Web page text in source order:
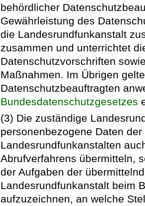
behördlicher
Gewährleistung des
die Landesrundfunkanstalt
zusammen und unterrichtet
Datenschutzvorschriften
Maßnahmen. Im Übrigen
Datenschutzbeauftragten
Bundesdatenschutzgesetzes
(3) Die zuständige
personenbezogene Daten
Landesrundfunkanstalten
Abrufverfahrens übermitteln,
der Aufgaben der
Landesrundfunkanstalt beim
aufzuzeichnen, an welche